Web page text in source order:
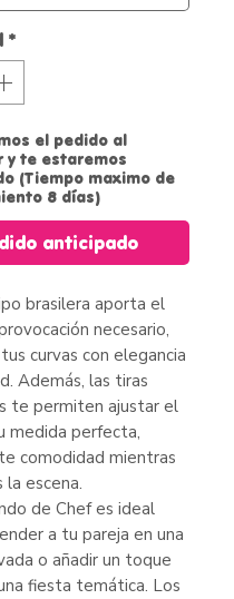
*
el pedido al
y te estaremos
(Tiempo maximo de
8 días)
anticipado
brasilera aporta el
necesario,
curvas con elegancia
Además, las tiras
te permiten ajustar el
medida perfecta,
comodidad mientras
la escena.
de Chef es ideal
a tu pareja en una
o añadir un toque
fiesta temática. Los